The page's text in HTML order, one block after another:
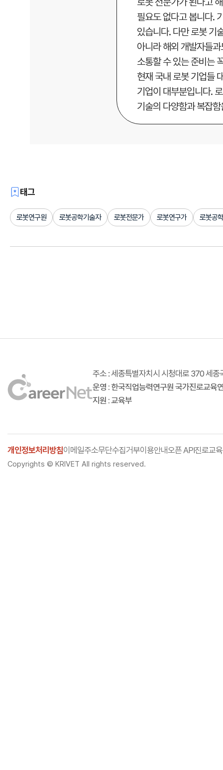
필요도 없다고 봅니다.
있습니다. 다만 로봇 기
아니라 해외 개발자들
소통할 수 있는 준비는
현재 국내 로봇 기업들
기업이 대부분입니다.
기술의 다양함과 복잡
태그
로봇연구원 로봇공학기술자 로봇전문가 로봇연구가 로봇공
주소 : 세종특별자치시 시청대로 370 세
운영 : 한국직업능력연구원 국가진로교육
지원 : 교육부
개인정보처리방침이메일주소무단수집거부이용안내오픈 API진로교
Copyrights © KRIVET All rights reserved.